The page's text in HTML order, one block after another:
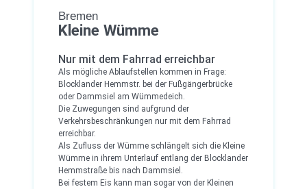
Bremen
Kleine Wümme
Nur mit dem Fahrrad erreichbar
Als mögliche Ablaufstellen kommen in Frage:
Blocklander Hemmstr. bei der Fußgängerbrücke
oder Dammsiel am Wümmedeich.
Die Zuwegungen sind aufgrund der
Verkehrsbeschränkungen nur mit dem Fahrrad
erreichbar.
Als Zufluss der Wümme schlängelt sich die Kleine
Wümme in ihrem Unterlauf entlang der Blocklander
Hemmstraße bis nach Dammsiel.
Bei festem Eis kann man sogar von der Kleinen